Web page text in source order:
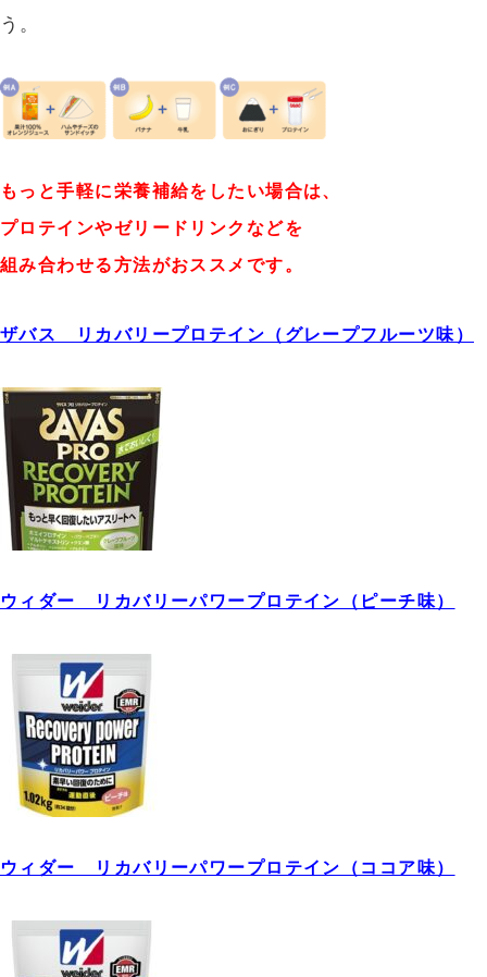
う。
もっと手軽に栄養補給をしたい場合は、
プロテインやゼリードリンクなどを
組み合わせる方法がおススメです。
ザバス リカバリープロテイン（グレープフルーツ味）
ウィダー リカバリーパワープロテイン（ピーチ味）
ウィダー リカバリーパワープロテイン（ココア味）